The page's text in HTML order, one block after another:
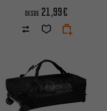
DESDE 21,99€